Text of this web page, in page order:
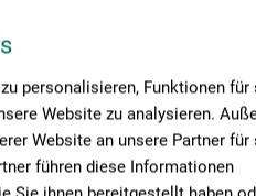
personalisieren, Funktionen für
Website zu analysieren.
Website an unsere Partner für
führen diese Informationen